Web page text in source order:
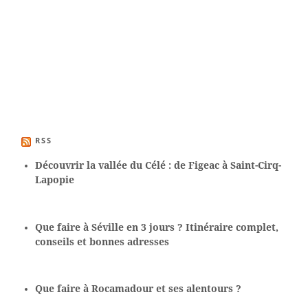
RSS
Découvrir la vallée du Célé : de Figeac à Saint-Cirq-
Lapopie
Que faire à Séville en 3 jours ? Itinéraire complet,
conseils et bonnes adresses
Que faire à Rocamadour et ses alentours ?